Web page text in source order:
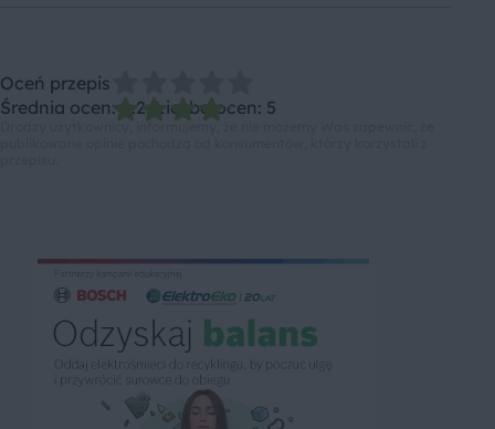
Oceń przepis
Średnia ocen: 4.2, Liczba ocen: 5